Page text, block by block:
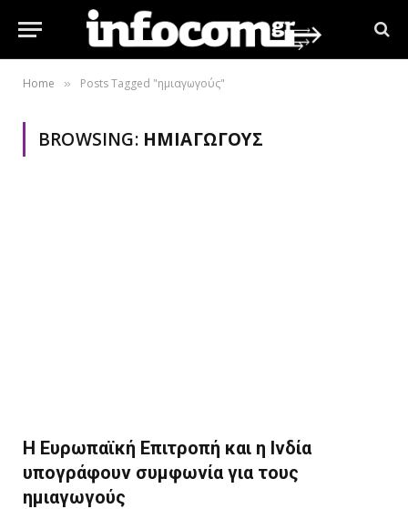
Home » Posts Tagged "ημιαγωγούς"
BROWSING: ΗΜΙΑΓΩΓΟΎΣ
Η Ευρωπαϊκή Επιτροπή και η Ινδία
υπογράφουν συμφωνία για τους
ημιαγωγούς